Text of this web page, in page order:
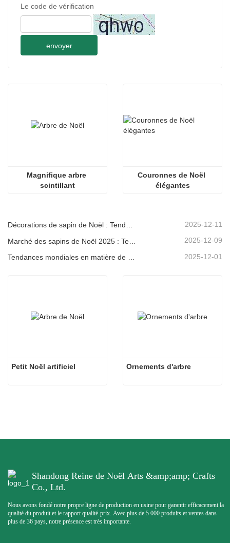
Le code de vérification
envoyer
Magnifique arbre
scintillant
Couronnes de Noël
élégantes
Décorations de sapin de Noël : Tendances du marché, analyse de la chaîne d'approvisionnement et guide d'achat 2025 2025-12-11
2025-12-09
2025-12-01
Petit Noël artificiel Ornements d'arbre
Shandong Reine de Noël Arts &amp;amp; Crafts
Co., Ltd.
Nous avons fondé notre propre ligne de production en usine pour garantir efficacement la
qualité du produit et le rapport qualité-prix. Avec plus de 5 000 produits et ventes dans
plus de 36 pays, notre présence est très importante.